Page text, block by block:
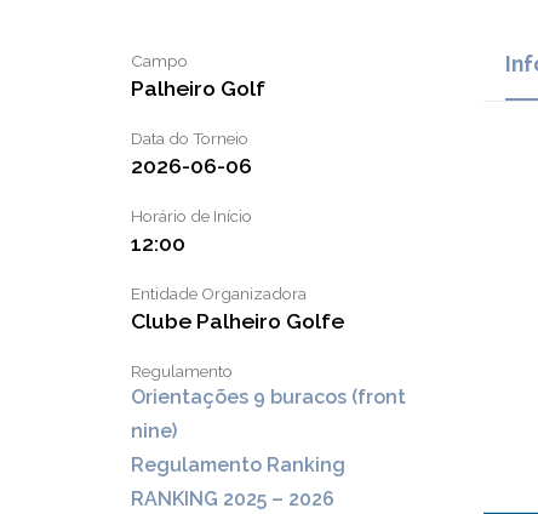
Campo
Palheiro Golf
Data do Torneio
2026-06-06
Horário de Início
12:00
Entidade Organizadora
Clube Palheiro Golfe
Regulamento
Orientações 9 buracos (front
nine)
Regulamento Ranking
RANKING 2025 – 2026